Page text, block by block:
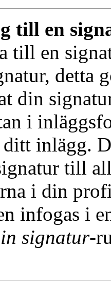
till en
till en
din
i
inlägg.
till
i din
infogas i
signatur-